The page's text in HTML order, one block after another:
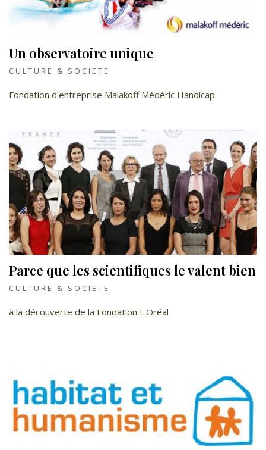
Un observatoire unique
CULTURE & SOCIETE
Fondation d'entreprise Malakoff Médéric Handicap
Parce que les scientifiques le valent bien
CULTURE & SOCIETE
à la découverte de la Fondation L'Oréal